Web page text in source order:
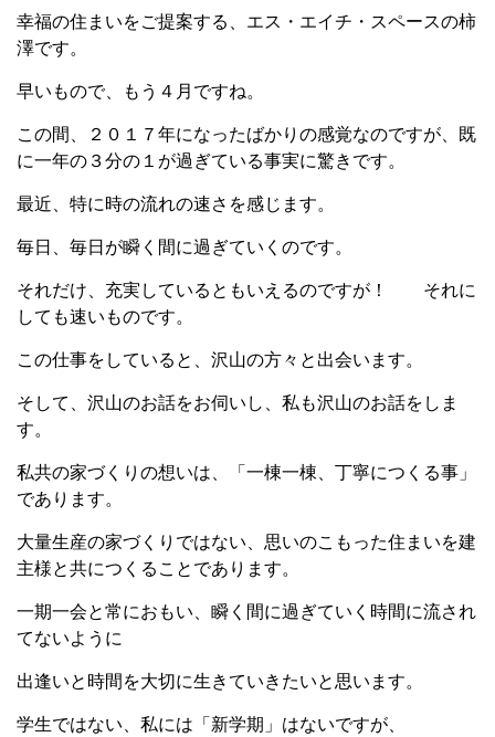
幸福の住まいをご提案する、エス・エイチ・スペースの柿
澤です。
早いもので、もう４月ですね。
この間、２０１７年になったばかりの感覚なのですが、既
に一年の３分の１が過ぎている事実に驚きです。
最近、特に時の流れの速さを感じます。
毎日、毎日が瞬く間に過ぎていくのです。
それだけ、充実しているともいえるのですが！ それに
しても速いものです。
この仕事をしていると、沢山の方々と出会います。
そして、沢山のお話をお伺いし、私も沢山のお話をしま
す。
私共の家づくりの想いは、「一棟一棟、丁寧につくる事」
であります。
大量生産の家づくりではない、思いのこもった住まいを建
主様と共につくることであります。
一期一会と常におもい、瞬く間に過ぎていく時間に流され
てないように
出逢いと時間を大切に生きていきたいと思います。
学生ではない、私には「新学期」はないですが、